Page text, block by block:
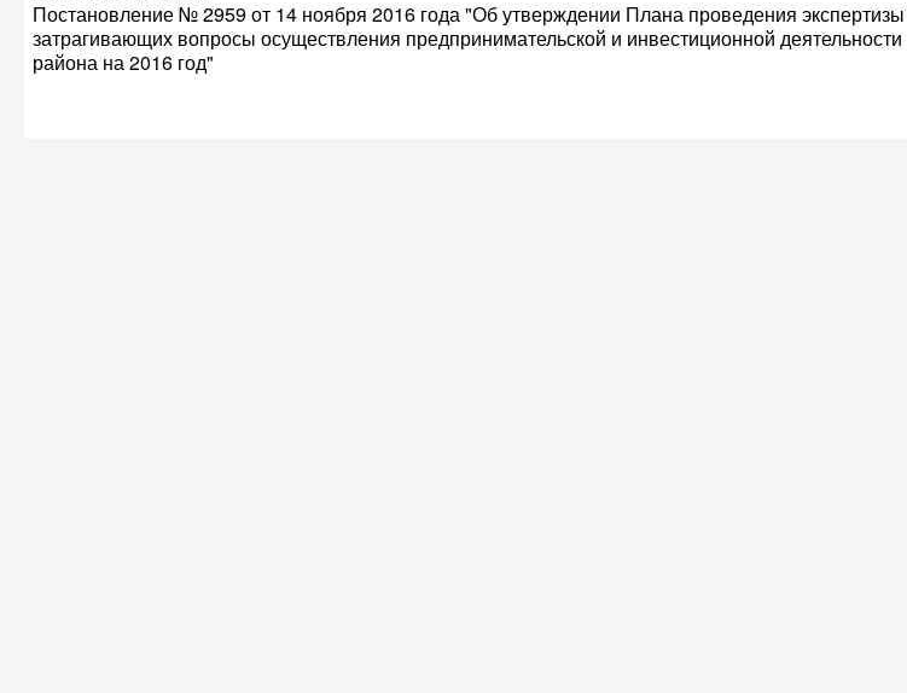
Постановление № 2959 от 14 ноября 2016 года "Об утверждении Плана проведения
затрагивающих вопросы осуществления предпринимательской и инвестиционной
района на 2016 год"